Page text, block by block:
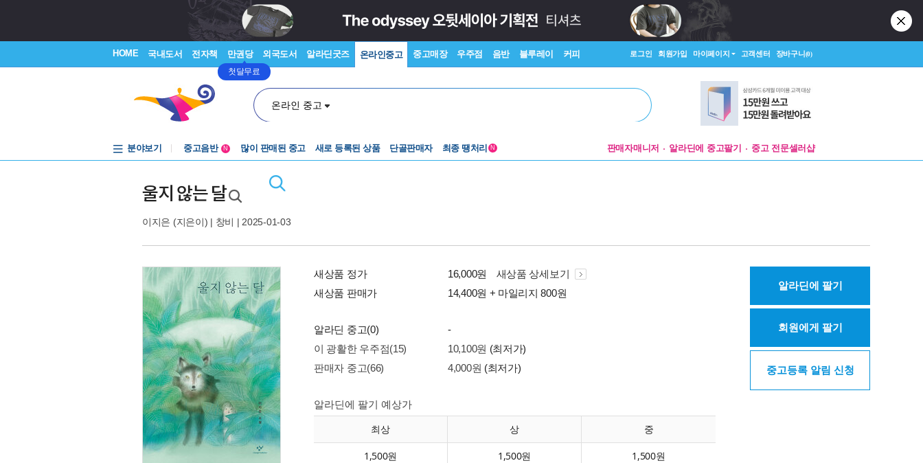
HOME 국내도서 전자책 만권당
첫달무료
외국도서 알라딘굿즈 온라인중고 중고매장 우주점 음반 블루레이 커피 로그인 회원가입 마이페이지 고객센터 장바구니(0)
온라인 중고
분야보기
중고음반
중고음반
N 많이 판매된 중고 새로 등록된 상품 단골판매자 최종 땡처리 N 판매자매니저 알라딘에 중고팔기 중고 전문셀러샵
울지 않는 달
이지은 (지은이) | 창비 | 2025-01-03
새상품 정가 16,000원
새상품 상세보기
새상품 판매가
14,400원 + 마일리지 800원
알라딘 중고(0)
-
이 광활한 우주점(15)
10,100원 (최저가)
판매자 중고(66)
4,000원 (최저가)
알라딘에 팔기 예상가
최상 상 중
1,500원 1,500원 1,500원
알라딘에 팔기
회원에게 팔기
중고등록 알림 신청